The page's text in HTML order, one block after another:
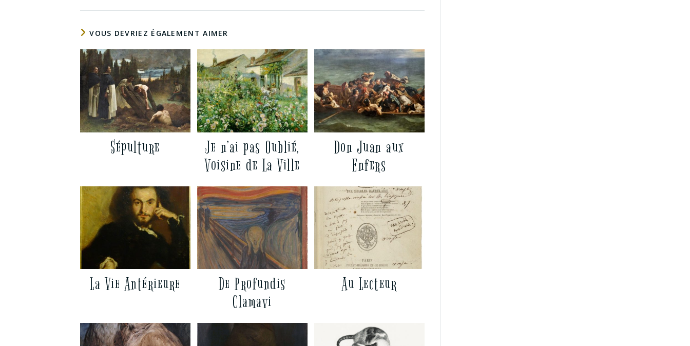
VOUS DEVRIEZ ÉGALEMENT AIMER
Sépulture
Je n’ai pas Oublié,
Voisine de La Ville
Don Juan aux
Enfers
La Vie Antérieure
De Profundis
Clamavi
Au Lecteur